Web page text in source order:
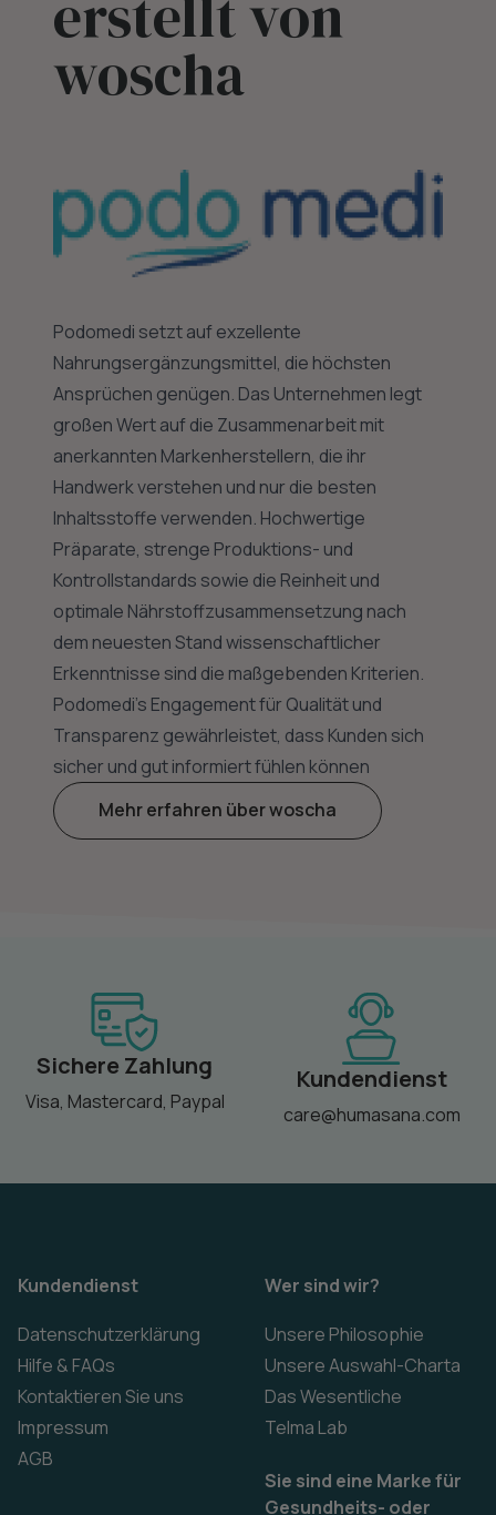
erstellt von
woscha
Podomedi setzt auf exzellente
Nahrungsergänzungsmittel, die höchsten
Ansprüchen genügen. Das Unternehmen legt
großen Wert auf die Zusammenarbeit mit
anerkannten Markenherstellern, die ihr
Handwerk verstehen und nur die besten
Inhaltsstoffe verwenden. Hochwertige
Präparate, strenge Produktions- und
Kontrollstandards sowie die Reinheit und
optimale Nährstoffzusammensetzung nach
dem neuesten Stand wissenschaftlicher
Erkenntnisse sind die maßgebenden Kriterien.
Podomedi’s Engagement für Qualität und
Transparenz gewährleistet, dass Kunden sich
sicher und gut informiert fühlen können
Mehr erfahren über woscha
Sichere Zahlung
Visa, Mastercard, Paypal
Kundendienst
care@humasana.com
Kundendienst
Datenschutzerklärung
Hilfe & FAQs
Kontaktieren Sie uns
Impressum
AGB
Wer sind wir?
Unsere Philosophie
Unsere Auswahl-Charta
Das Wesentliche
Telma Lab
Sie sind eine Marke für
Gesundheits- oder